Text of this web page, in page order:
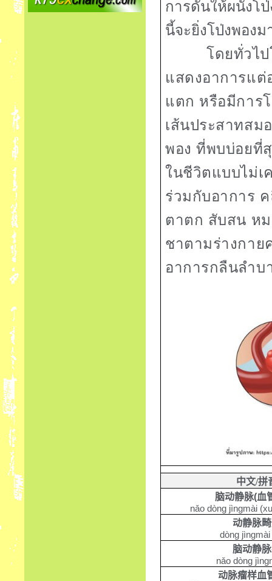
การดันให้ผนังโ
นี้จะยิ่งโป่งพอง
โดยทั่วไป
แสดงอาการแต่
แตก หรือมีการ
เส้นประสาทสม
พอง ที่พบบ่อยที่
ในชีวิตแบบไม่เ
ร่วมกับอาการ
ตาตก สับสน หม
ชาตามร่างกาย
อาการกลืนลำบ
中文/拼
脑动静脉(血
nǎo dòng jìngmài
动静脉
dòng
脑动静
nǎo dòng
动脉瘤样血